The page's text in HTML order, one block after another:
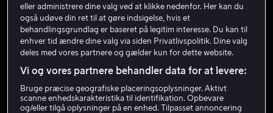
Emily Carey
eller administrere dine valg ved at klikke nedenfor. Her kan du
også udøve din ret til at gøre indsigelse, hvis et
behandlingsgrundlag er baseret på legitim interesse. Du kan til
enhver tid ændre dine valg via siden Privatlivspolitik. Dine valg
deles med vores partnere og gælder kun for dette website.
Vi og vores partnere behandler data for at levere:
Bruge præcise geografiske placeringsoplysninger. Aktivt
scanne enhedskarakteristika til identifikation. Opbevare
og/eller tilgå oplysninger på en enhed. Tilpasset annoncering